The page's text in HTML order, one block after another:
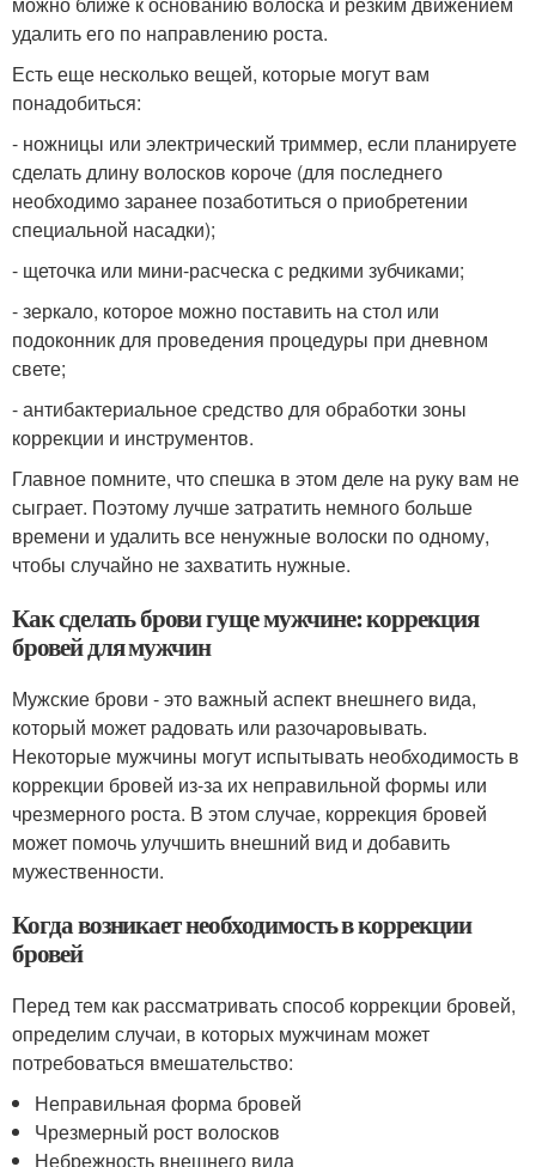
удалить его по направлению роста.
Есть еще несколько вещей, которые могут вам
понадобиться:
- ножницы или электрический триммер, если планируете
сделать длину волосков короче (для последнего
необходимо заранее позаботиться о приобретении
специальной насадки);
- щеточка или мини-расческа с редкими зубчиками;
- зеркало, которое можно поставить на стол или
подоконник для проведения процедуры при дневном
свете;
- антибактериальное средство для обработки зоны
коррекции и инструментов.
Главное помните, что спешка в этом деле на руку вам не
сыграет. Поэтому лучше затратить немного больше
времени и удалить все ненужные волоски по одному,
чтобы случайно не захватить нужные.
Как сделать брови гуще мужчине: коррекция
бровей для мужчин
Мужские брови - это важный аспект внешнего вида,
который может радовать или разочаровывать.
Некоторые мужчины могут испытывать необходимость в
коррекции бровей из-за их неправильной формы или
чрезмерного роста. В этом случае, коррекция бровей
может помочь улучшить внешний вид и добавить
мужественности.
Когда возникает необходимость в коррекции
бровей
Перед тем как рассматривать способ коррекции бровей,
определим случаи, в которых мужчинам может
потребоваться вмешательство:
Неправильная форма бровей
Чрезмерный рост волосков
Небрежность внешнего вида